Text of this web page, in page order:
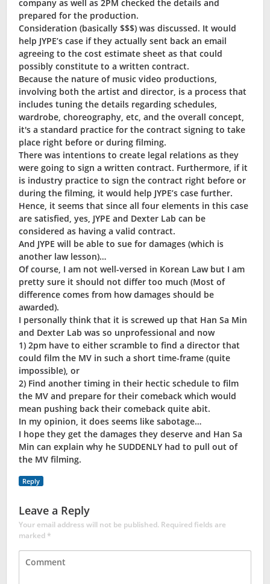
company as well as 2PM checked the details and
prepared for the production.
Consideration (basically $$$) was discussed. It would
help JYPE’s case if they actually sent back an email
agreeing to the cost estimate sheet as that could
possibly constitute to a written contract.
Because the nature of music video productions,
involving both the artist and director, is a process that
includes tuning the details regarding schedules,
wardrobe, choreography, etc, and the overall concept,
it′s a standard practice for the contract signing to take
place right before or during filming.
There was intentions to create legal relations as they
were going to sign a written contract. Furthermore, if it
is industry practice to sign the contract right before or
during the filming, it would help JYPE’s case further.
Hence, it seems that since all four elements in this case
are satisfied, yes, JYPE and Dexter Lab can be
considered as having a valid contract.
And JYPE will be able to sue for damages (which is
another law lesson)…
Of course, I am not well-versed in Korean Law but I am
pretty sure it should not differ too much (Most of
difference comes from how damages should be
awarded).
I personally think that it is screwed up that Han Sa Min
and Dexter Lab was so unprofessional and now
1) 2pm have to either scramble to find a director that
could film the MV in such a short time-frame (quite
impossible), or
2) Find another timing in their hectic schedule to film
the MV and prepare for their comeback which would
mean pushing back their comeback quite abit.
In my opinion, it does seems like sabotage…
I hope they get the damages they deserve and Han Sa
Min can explain why he SUDDENLY had to pull out of
the MV filming.
Reply
Leave a Reply
Your email address will not be published. Required fields are
marked*